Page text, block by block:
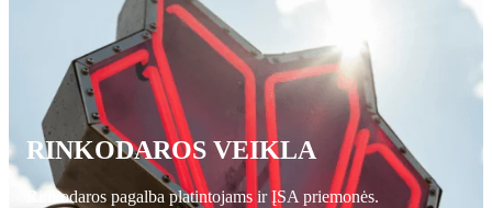
RINKODAROS VEIKLA
Rinkodaros pagalba platintojams ir ĮSA priemonės.